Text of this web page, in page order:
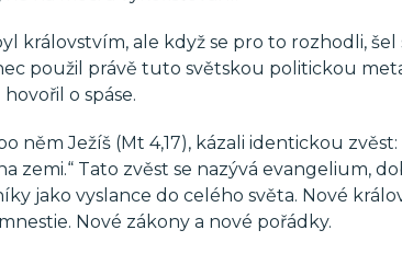
královstvím, ale když se pro to rozhodli, šel
použil právě tuto světskou politickou
o spáse.
něm Ježíš (Mt 4,17), kázali identickou
zemi.“ Tato zvěst se nazývá evangelium,
jako vyslance do celého světa. Nové
Nové zákony a nové pořádky.